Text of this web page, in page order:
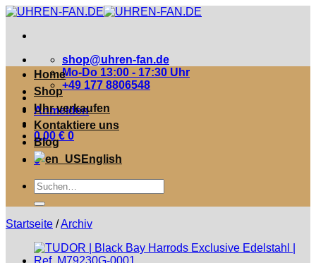
Zum
springen
shop@uhren-fan.de
Mo-Do 13:00 - 17:30 Uhr
+49 177 8806548
Anmelden
0,00 € 0
0
Home
Shop
Uhr verkaufen
Kontaktiere uns
Blog
English
Suche
nach:
Startseite /Archiv